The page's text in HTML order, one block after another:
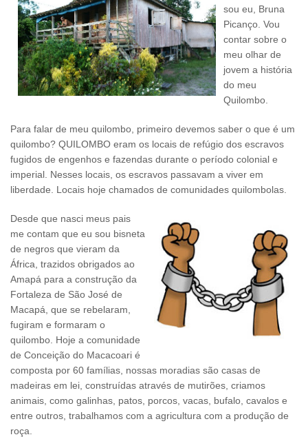
sou eu, Bruna
Picanço. Vou
contar sobre o
meu olhar de
jovem a história
do meu
Quilombo.
Para falar de meu quilombo, primeiro devemos saber o que é um
quilombo? QUILOMBO eram os locais de refúgio dos escravos
fugidos de engenhos e fazendas durante o período colonial e
imperial. Nesses locais, os escravos passavam a viver em
liberdade. Locais hoje chamados de comunidades quilombolas.
Desde que nasci meus pais
me contam que eu sou bisneta
de negros que vieram da
África, trazidos obrigados ao
Amapá para a construção da
Fortaleza de São José de
Macapá, que se rebelaram,
fugiram e formaram o
quilombo. Hoje a comunidade
de Conceição do Macacoari é
composta por 60 famílias, nossas moradias são casas de
madeiras em lei, construídas através de mutirões, criamos
animais, como galinhas, patos, porcos, vacas, bufalo, cavalos e
entre outros, trabalhamos com a agricultura com a produção de
roça.